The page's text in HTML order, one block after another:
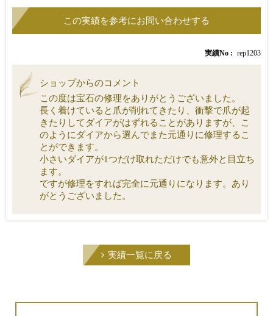
実績No rep1203
ショップからのコメント
この度は宝石の修理をありがとうございました。
長く着けていると爪が削れてきたり、衝撃で爪が起
きたりしてダイアがはずれることがありますが、こ
のようにダイアから選んでまた元通りに修理するこ
とができます。
小さいダイアが1つだけ取れただけでも意外と目立ち
ます。
ですが修理をすれば完全に元通りになります。あり
がとうございました。
実績一覧に戻る